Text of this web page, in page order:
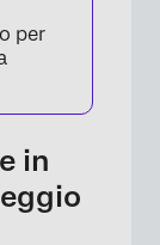
per
in